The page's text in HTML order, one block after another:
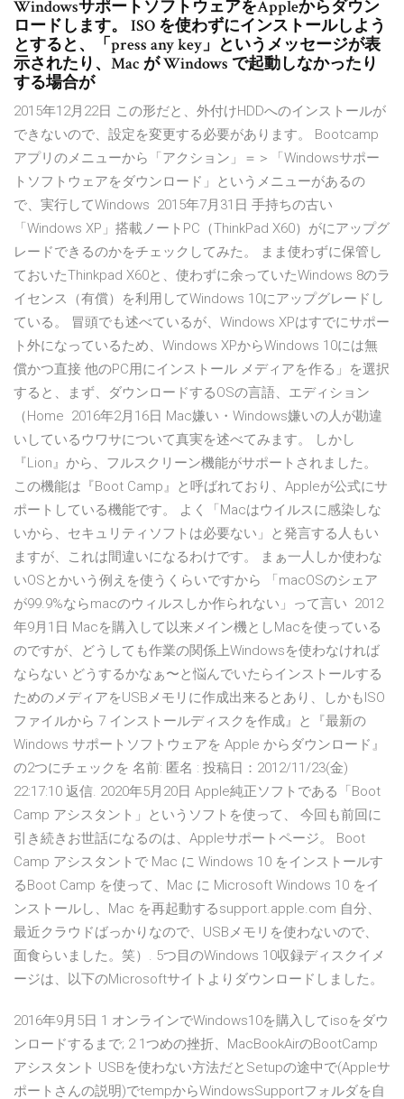
WindowsサポートソフトウェアをAppleからダウン
ロードします。 ISO を使わずにインストールしよう
とすると、「press any key」というメッセージが表
示されたり、Mac が Windows で起動しなかったり
する場合が
2015年12月22日 この形だと、外付けHDDへのインストールが
できないので、設定を変更する必要があります。 Bootcamp
アプリのメニューから「アクション」＝＞「Windowsサポー
トソフトウェアをダウンロード」というメニューがあるの
で、実行してWindows 2015年7月31日 手持ちの古い
「Windows XP」搭載ノートPC（ThinkPad X60）がにアップグ
レードできるのかをチェックしてみた。 まま使わずに保管し
ておいたThinkpad X60と、使わずに余っていたWindows 8のラ
イセンス（有償）を利用してWindows 10にアップグレードし
ている。 冒頭でも述べているが、Windows XPはすでにサポー
ト外になっているため、Windows XPからWindows 10には無
償かつ直接 他のPC用にインストール メディアを作る」を選択
すると、まず、ダウンロードするOSの言語、エディション
（Home 2016年2月16日 Mac嫌い・Windows嫌いの人が勘違
いしているウワサについて真実を述べてみます。 しかし
『Lion』から、フルスクリーン機能がサポートされました。
この機能は『Boot Camp』と呼ばれており、Appleが公式にサ
ポートしている機能です。 よく「Macはウイルスに感染しな
いから、セキュリティソフトは必要ない」と発言する人もい
ますが、これは間違いになるわけです。 まぁ一人しか使わな
いOSとかいう例えを使うくらいですから 「macOSのシェア
が99.9%ならmacのウィルスしか作られない」って言い 2012
年9月1日 Macを購入して以来メイン機としMacを使っている
のですが、どうしても作業の関係上Windowsを使わなければ
ならない どうするかなぁ〜と悩んでいたらインストールする
ためのメディアをUSBメモリに作成出来るとあり、しかもISO
ファイルから 7 インストールディスクを作成』と『最新の
Windows サポートソフトウェアを Apple からダウンロード』
の2つにチェックを 名前: 匿名 : 投稿日：2012/11/23(金)
22:17:10 返信. 2020年5月20日 Apple純正ソフトである「Boot
Camp アシスタント」というソフトを使って、 今回も前回に
引き続きお世話になるのは、Appleサポートページ。 Boot
Camp アシスタントで Mac に Windows 10 をインストールす
るBoot Camp を使って、Mac に Microsoft Windows 10 をイ
ンストールし、Mac を再起動するsupport.apple.com 自分、
最近クラウドばっかりなので、USBメモリを使わないので、
面食らいました。笑）. 5つ目のWindows 10収録ディスクイメ
ージは、以下のMicrosoftサイトよりダウンロードしました。
2016年9月5日 1 オンラインでWindows10を購入してisoをダウ
ンロードするまで; 2 1つめの挫折、MacBookAirのBootCamp
アシスタント USBを使わない方法だとSetupの途中で(Appleサ
ポートさんの説明)でtempからWindowsSupportフォルダを自